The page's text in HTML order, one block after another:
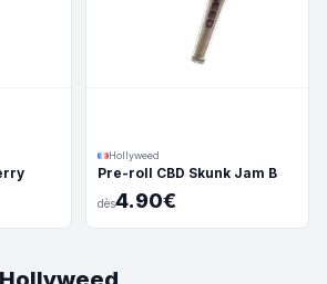
Hollyweed
Pre-roll CBD Skunk Jam B
dès4.90€